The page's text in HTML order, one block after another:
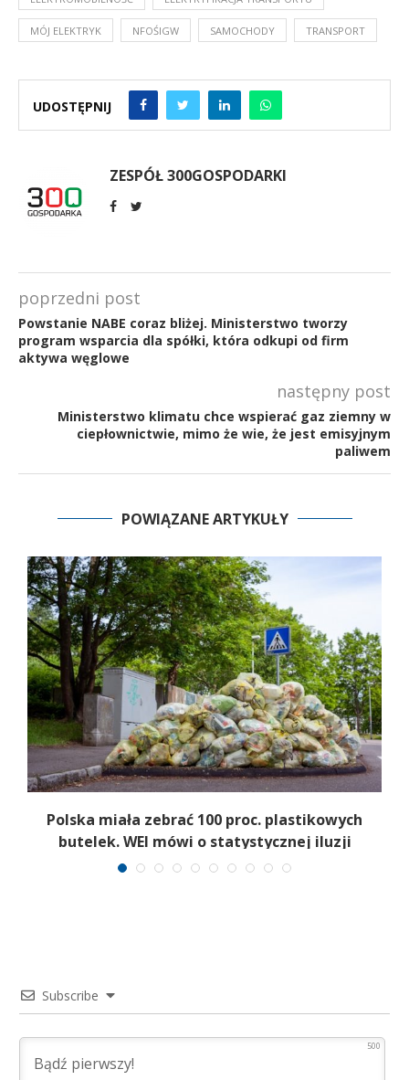
MÓJ ELEKTRYK NFOŚIGW SAMOCHODY TRANSPORT
UDOSTĘPNIJ
ZESPÓŁ 300GOSPODARKI
poprzedni post
Powstanie NABE coraz bliżej. Ministerstwo tworzy
program wsparcia dla spółki, która odkupi od firm
aktywa węglowe
następny post
Ministerstwo klimatu chce wspierać gaz ziemny w
ciepłownictwie, mimo że wie, że jest emisyjnym
paliwem
POWIĄZANE ARTYKUŁY
Polska miała zebrać 100 proc. plastikowych
butelek. WEI mówi o statystycznej iluzji
Subscribe
500